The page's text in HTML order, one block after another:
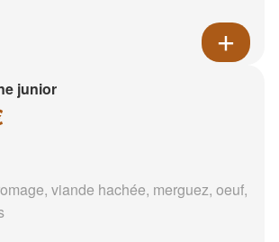
junior
viande hachée, merguez, oeuf,